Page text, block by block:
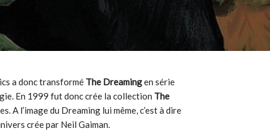
a donc transformé The Dreamingen série
En 1999 fut donc crée la collection The
A l’image du Dreaming lui même, c’est à dire
crée par Neil Gaiman.